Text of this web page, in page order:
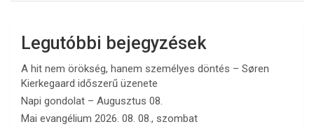
Legutóbbi bejegyzések
A hit nem örökség, hanem személyes döntés – Søren
Kierkegaard időszerű üzenete
Napi gondolat – Augusztus 08.
Mai evangélium 2026. 08. 08., szombat